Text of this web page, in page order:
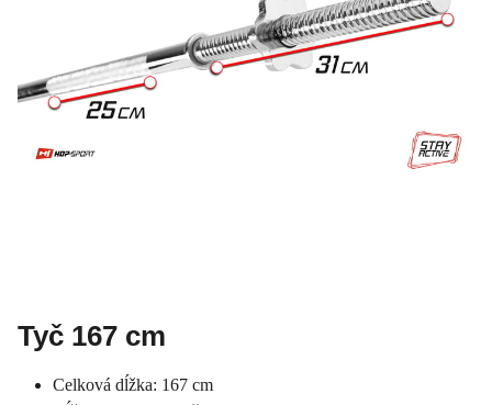
Tyč 167 cm
Celková dĺžka: 167 cm